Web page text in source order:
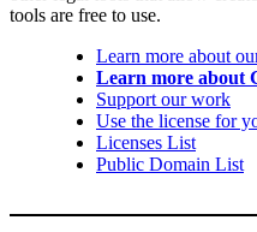
tools are free to use.
Learn more about
Learn more about
Support our work
Use the license for
Licenses List
Public Domain List